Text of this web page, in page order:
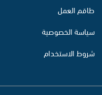
طاقم العمل
سياسة الخصوصية
شروط الاستخدام